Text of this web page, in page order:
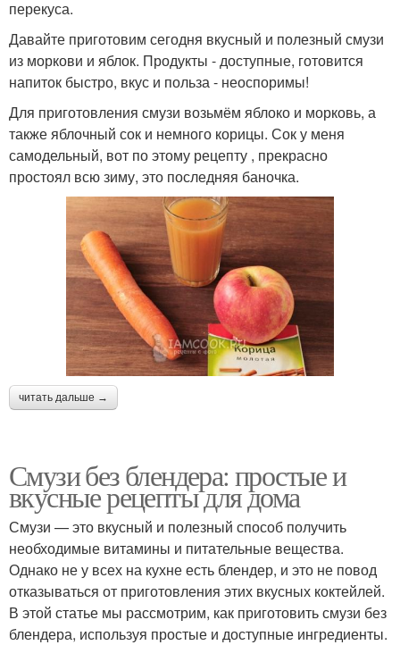
перекуса.
Давайте приготовим сегодня вкусный и полезный смузи
из моркови и яблок. Продукты - доступные, готовится
напиток быстро, вкус и польза - неоспоримы!
Для приготовления смузи возьмём яблоко и морковь, а
также яблочный сок и немного корицы. Сок у меня
самодельный, вот по этому рецепту , прекрасно
простоял всю зиму, это последняя баночка.
читать дальше →
Смузи без блендера: простые и
вкусные рецепты для дома
Смузи — это вкусный и полезный способ получить
необходимые витамины и питательные вещества.
Однако не у всех на кухне есть блендер, и это не повод
отказываться от приготовления этих вкусных коктейлей.
В этой статье мы рассмотрим, как приготовить смузи без
блендера, используя простые и доступные ингредиенты.